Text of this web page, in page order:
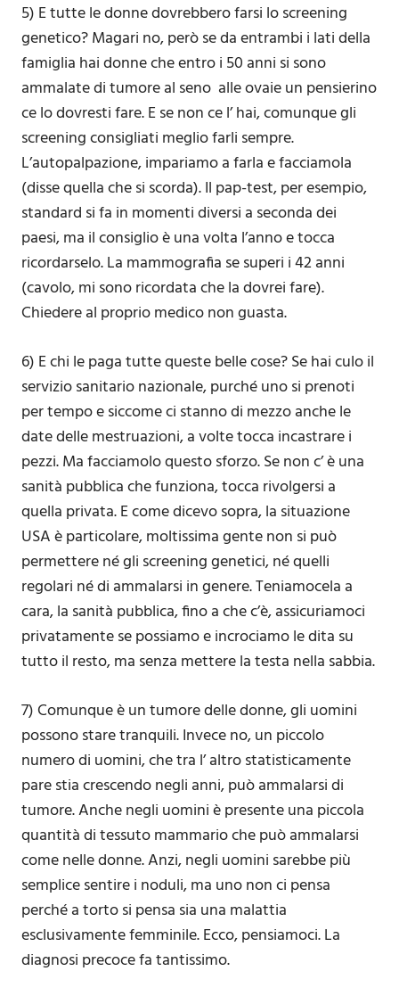
5) E tutte le donne dovrebbero farsi lo screening
genetico? Magari no, però se da entrambi i lati della
famiglia hai donne che entro i 50 anni si sono
ammalate di tumore al seno alle ovaie un pensierino
ce lo dovresti fare. E se non ce l’ hai, comunque gli
screening consigliati meglio farli sempre.
L’autopalpazione, impariamo a farla e facciamola
(disse quella che si scorda). Il pap-test, per esempio,
standard si fa in momenti diversi a seconda dei
paesi, ma il consiglio è una volta l’anno e tocca
ricordarselo. La mammografia se superi i 42 anni
(cavolo, mi sono ricordata che la dovrei fare).
Chiedere al proprio medico non guasta.
6) E chi le paga tutte queste belle cose? Se hai culo il
servizio sanitario nazionale, purché uno si prenoti
per tempo e siccome ci stanno di mezzo anche le
date delle mestruazioni, a volte tocca incastrare i
pezzi. Ma facciamolo questo sforzo. Se non c’ è una
sanità pubblica che funziona, tocca rivolgersi a
quella privata. E come dicevo sopra, la situazione
USA è particolare, moltissima gente non si può
permettere né gli screening genetici, né quelli
regolari né di ammalarsi in genere. Teniamocela a
cara, la sanità pubblica, fino a che c’è, assicuriamoci
privatamente se possiamo e incrociamo le dita su
tutto il resto, ma senza mettere la testa nella sabbia.
7) Comunque è un tumore delle donne, gli uomini
possono stare tranquili. Invece no, un piccolo
numero di uomini, che tra l’ altro statisticamente
pare stia crescendo negli anni, può ammalarsi di
tumore. Anche negli uomini è presente una piccola
quantità di tessuto mammario che può ammalarsi
come nelle donne. Anzi, negli uomini sarebbe più
semplice sentire i noduli, ma uno non ci pensa
perché a torto si pensa sia una malattia
esclusivamente femminile. Ecco, pensiamoci. La
diagnosi precoce fa tantissimo.